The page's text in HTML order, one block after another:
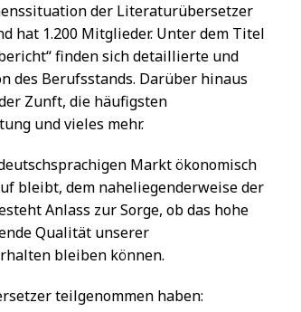
der Literaturübersetzer
hat 1.200 Mitglieder. Unter dem Titel
finden sich detaillierte und
des Berufsstands. Darüber hinaus
Zunft, die häufigsten
und vieles mehr.
Markt ökonomisch
bleibt, dem naheliegenderweise der
Anlass zur Sorge, ob das hohe
Qualität unserer
bleiben können.
teilgenommen haben: